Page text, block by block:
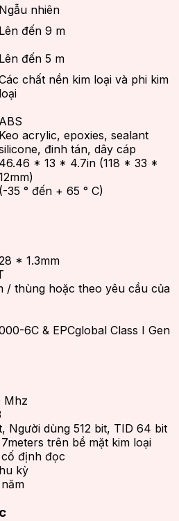
Ngẫu nhiên
Lên đến 9 m
Lên đến 5 m
chất nền kim loại và phi kim
loại
ABS
Keo acrylic, epoxies, sealant
đinh tán, dây cáp
46.46 * 13 * 4.7in (118 * 33 *
(-35 ° đến + 65 ° C)
* 1.3mm
/ thùng hoặc theo yêu cầu của
6C & EPCglobal Class I Gen
Mhz
Người dùng 512 bit, TID 64 bit
trên bề mặt kim loại
định đọc
kỳ